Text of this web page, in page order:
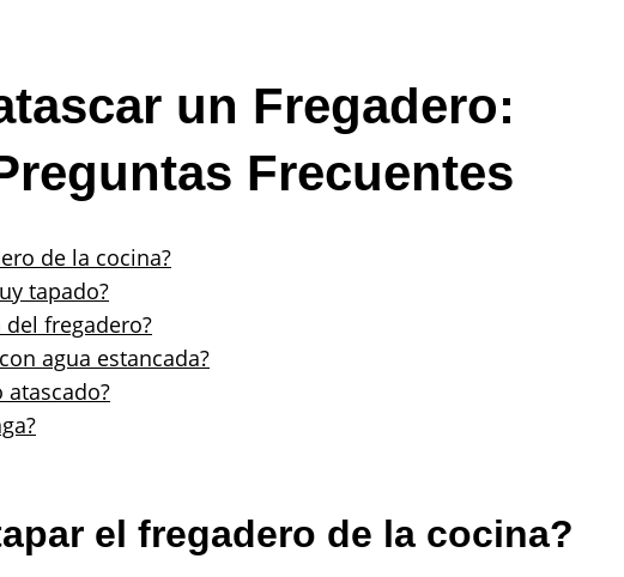
un Fregadero:
Frecuentes
de la cocina?
tapado?
fregadero?
agua estancada?
atascado?
el fregadero de la cocina?